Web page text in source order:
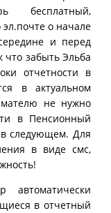
бесплатный,
о начале
и перед
что забыть Эльба
отчетности в
в актуальном
не нужно
в Пенсионный
в следующем. Для
в виде смс,
автоматически
в отчетный